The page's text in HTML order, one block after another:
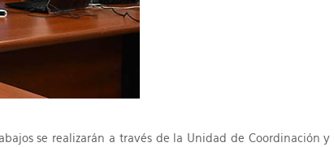
se realizarán a través de la Unidad de Coordinación